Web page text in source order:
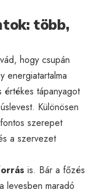
több,
hogy csupán
energiatartalma
értékes tápanyagot
Különösen
szerepet
a szervezet
is. Bár a főzés
levesben maradó